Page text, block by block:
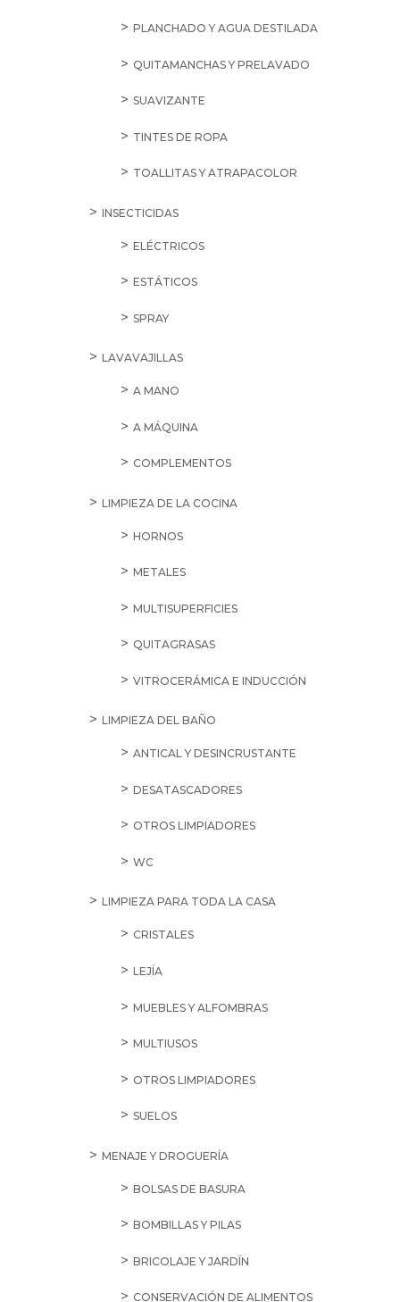
PLANCHADO Y AGUA DESTILADA
QUITAMANCHAS Y PRELAVADO
SUAVIZANTE
TINTES DE ROPA
TOALLITAS Y ATRAPACOLOR
INSECTICIDAS
ELÉCTRICOS
ESTÁTICOS
SPRAY
LAVAVAJILLAS
A MANO
A MÁQUINA
COMPLEMENTOS
LIMPIEZA DE LA COCINA
HORNOS
METALES
MULTISUPERFICIES
QUITAGRASAS
VITROCERÁMICA E INDUCCIÓN
LIMPIEZA DEL BAÑO
ANTICAL Y DESINCRUSTANTE
DESATASCADORES
OTROS LIMPIADORES
WC
LIMPIEZA PARA TODA LA CASA
CRISTALES
LEJÍA
MUEBLES Y ALFOMBRAS
MULTIUSOS
OTROS LIMPIADORES
SUELOS
MENAJE Y DROGUERÍA
BOLSAS DE BASURA
BOMBILLAS Y PILAS
BRICOLAJE Y JARDÍN
CONSERVACIÓN DE ALIMENTOS